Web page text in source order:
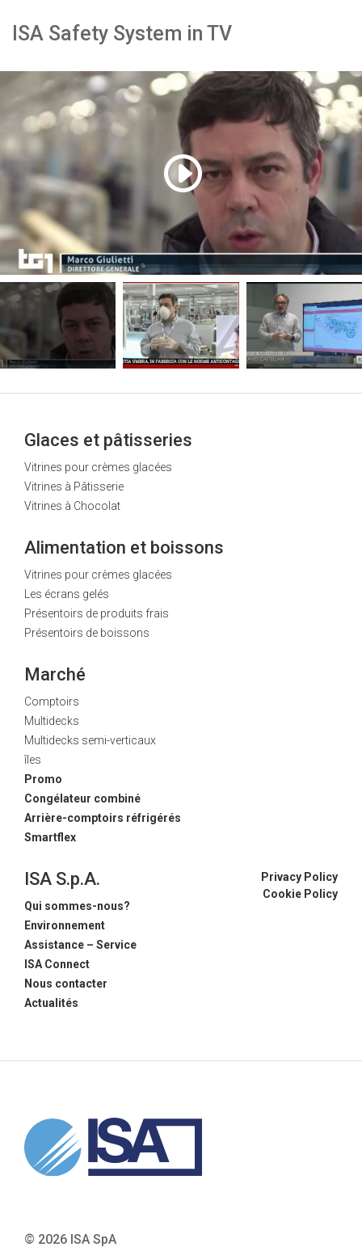
ISA Safety System in TV
Glaces et pâtisseries
Vitrines pour crèmes glacées
Vitrines à Pâtisserie
Vitrines à Chocolat
Alimentation et boissons
Vitrines pour crèmes glacées
Les écrans gelés
Présentoirs de produits frais
Présentoirs de boissons
Marché
Comptoirs
Multidecks
Multidecks semi-verticaux
îles
Promo
Congélateur combiné
Arrière-comptoirs réfrigérés
Smartflex
ISA S.p.A.
Qui sommes-nous?
Environnement
Assistance – Service
ISA Connect
Nous contacter
Actualités
Privacy Policy
Cookie Policy
© 2026 ISA SpA